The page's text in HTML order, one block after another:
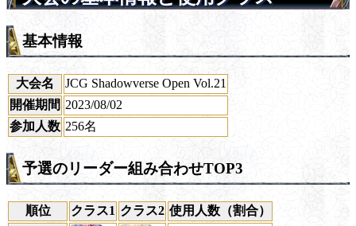
基本情報
大会名
JCG Shadowverse Open Vol.21
開催期間 2023/08/02
参加人数 256名
予選のリーダー組み合わせTOP3
順位 クラス1 クラス2 使用人数（割合）